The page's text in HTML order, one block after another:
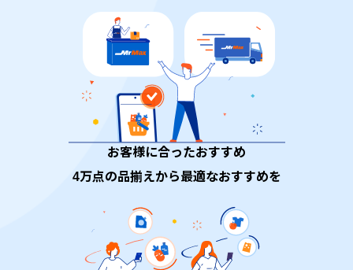
お客様に合ったおすすめ
4万点の品揃えから最適なおすすめを